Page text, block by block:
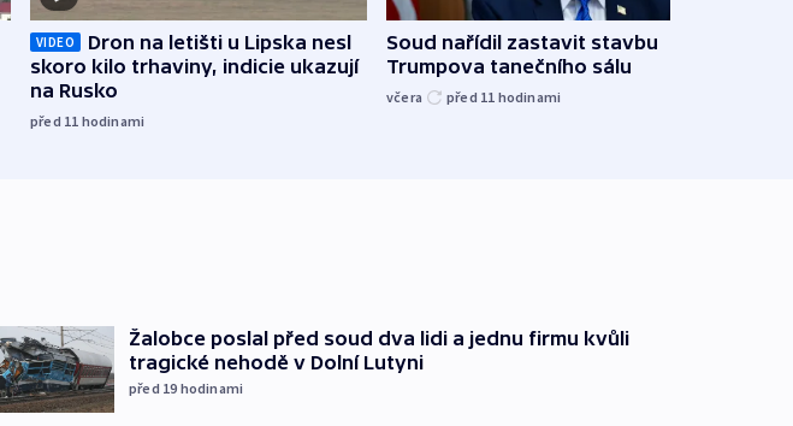
VIDEO
Dron na letišti u Lipska nesl
skoro kilo trhaviny, indicie ukazují
na Rusko
před 11 hodinami
Soud nařídil zastavit stavbu
Trumpova tanečního sálu
včera před 11 hodinami
Žalobce poslal před soud dva lidi a jednu firmu kvůli
tragické nehodě v Dolní Lutyni
před 19 hodinami